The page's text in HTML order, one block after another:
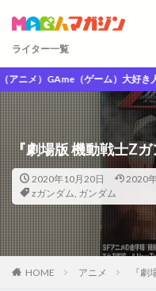
ライター一覧
GAme（ゲーム）大好き人間に届
『劇場版 機動戦士Z
2020年10月20日 2020
zガンダム, ガンダム
HOME アニメ 『劇